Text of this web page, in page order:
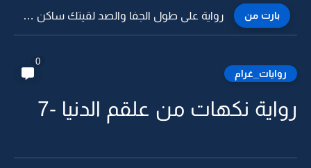
بارت من رواية على طول الجفا والصد لقيتك ساكن بصدري -18
روايات_غرام
0
رواية نكهات من علقم الدنيا -7